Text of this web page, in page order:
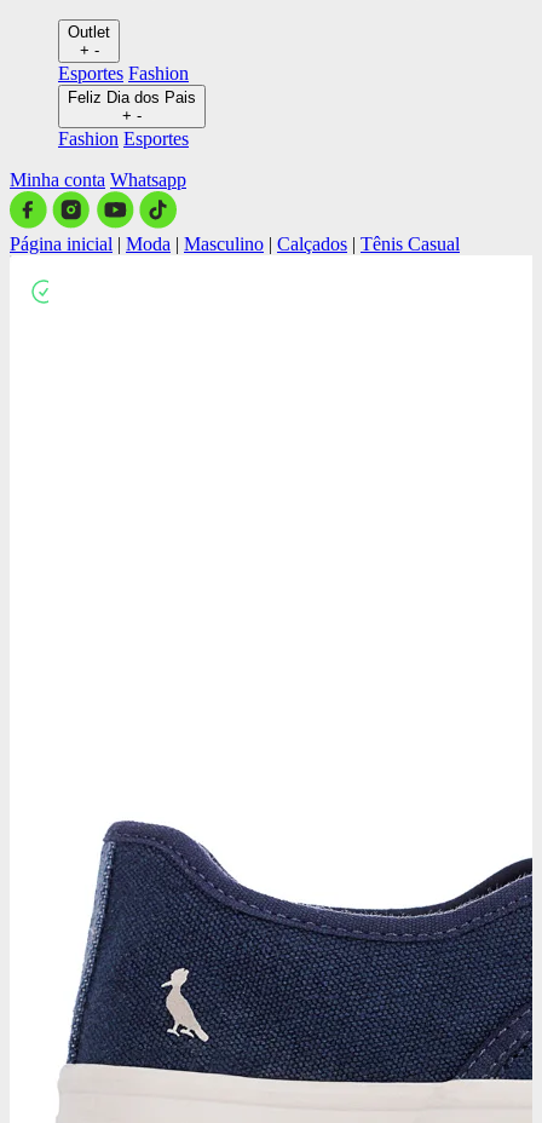
Outlet
+ -
Esportes Fashion
Feliz Dia dos Pais
+ -
Fashion Esportes
Minha conta Whatsapp
Página inicial | Moda | Masculino | Calçados | Tênis Casual